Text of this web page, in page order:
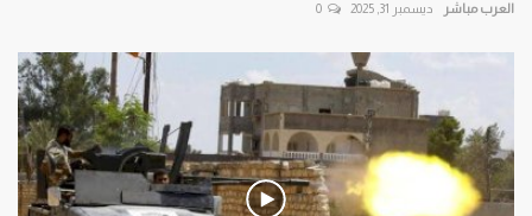
العرب مباشر ديسمبر 31, 2025 0